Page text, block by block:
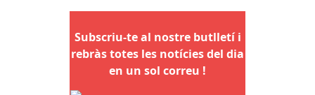
Subscriu-te al nostre butlletí i
rebràs totes les notícies del dia
en un sol correu !